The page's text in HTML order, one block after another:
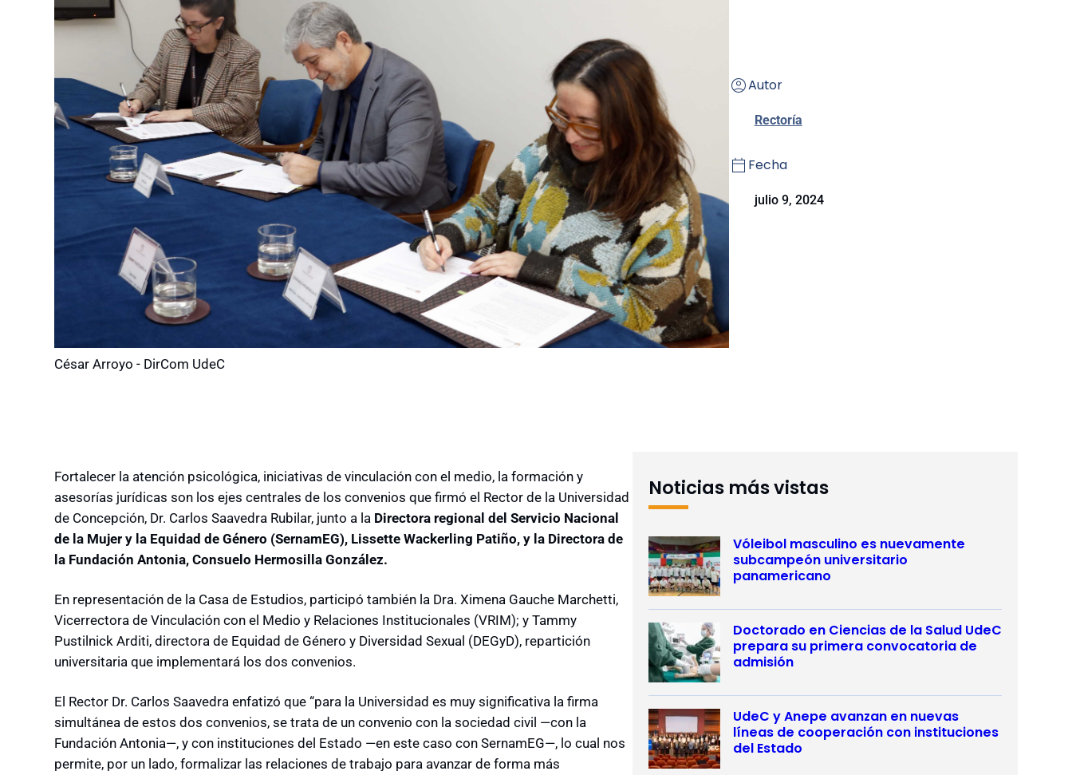
César Arroyo - DirCom UdeC
Autor
Rectoría
Fecha
julio 9, 2024
Fortalecer la atención psicológica, iniciativas de vinculación con el medio, la formación y
asesorías jurídicas son los ejes centrales de los convenios que firmó el Rector de la Universidad
de Concepción, Dr. Carlos Saavedra Rubilar, junto a la Directora regional del Servicio Nacional
de la Mujer y la Equidad de Género (SernamEG), Lissette Wackerling Patiño, y la Directora de
la Fundación Antonia, Consuelo Hermosilla González.
En representación de la Casa de Estudios, participó también la Dra. Ximena Gauche Marchetti,
Vicerrectora de Vinculación con el Medio y Relaciones Institucionales (VRIM); y Tammy
Pustilnick Arditi, directora de Equidad de Género y Diversidad Sexual (DEGyD), repartición
universitaria que implementará los dos convenios.
El Rector Dr. Carlos Saavedra enfatizó que “para la Universidad es muy significativa la firma
simultánea de estos dos convenios, se trata de un convenio con la sociedad civil ―con la
Fundación Antonia―, y con instituciones del Estado ―en este caso con SernamEG―, lo cual nos
permite, por un lado, formalizar las relaciones de trabajo para avanzar de forma más
Noticias más vistas
Vóleibol masculino es nuevamente
subcampeón universitario
panamericano
Doctorado en Ciencias de la Salud UdeC
prepara su primera convocatoria de
admisión
UdeC y Anepe avanzan en nuevas
líneas de cooperación con instituciones
del Estado